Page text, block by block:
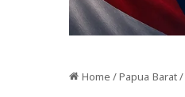
Home / Papua Barat /